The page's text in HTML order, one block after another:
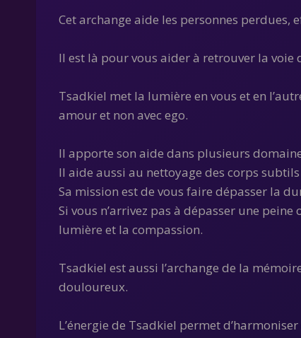
Cet archange aide les personnes perdues,
Il est là pour vous aider à retrouver la
Tsadkiel met la lumière en vous et en
amour et non avec ego.
Il apporte son aide dans plusieurs
Il aide aussi au nettoyage des corps
Sa mission est de vous faire dépasser la
Si vous n’arrivez pas à dépasser une
lumière et la compassion.
Tsadkiel est aussi l’archange de la
douloureux.
L’énergie de Tsadkiel permet